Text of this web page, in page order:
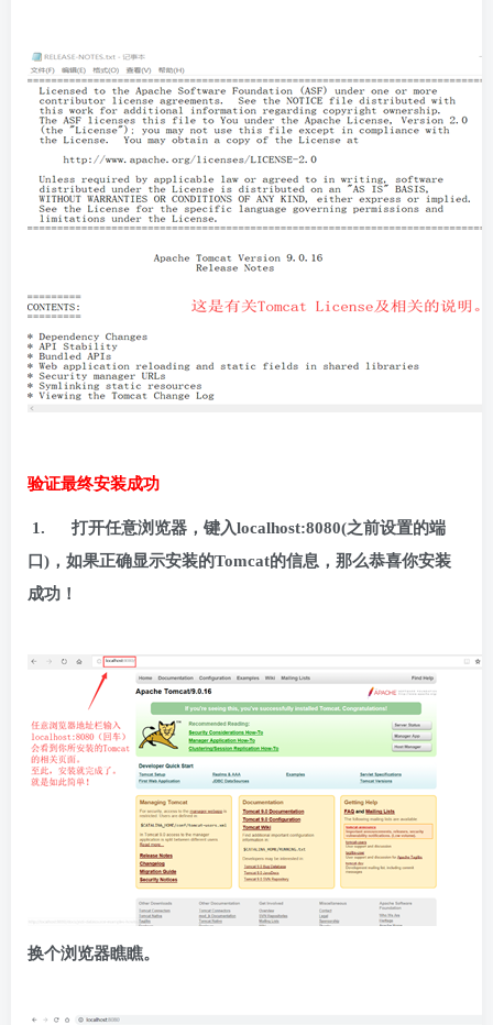
验证最终安装成功
1. 打开任意浏览器，键入localhost:8080(之前设置的端
口)，如果正确显示安装的Tomcat的信息，那么恭喜你安装
成功！
换个浏览器瞧瞧。